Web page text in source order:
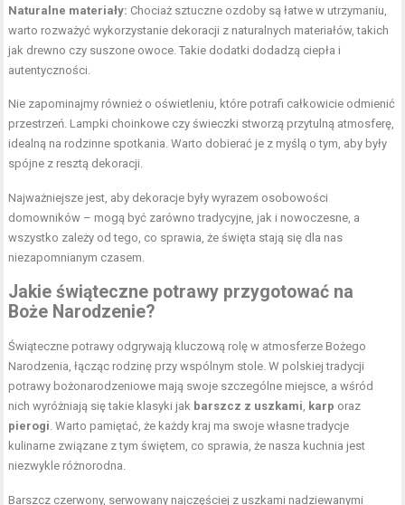
Naturalne materiały: Chociaż sztuczne ozdoby są łatwe w utrzymaniu,
warto rozważyć wykorzystanie dekoracji z naturalnych materiałów, takich
jak drewno czy suszone owoce. Takie dodatki dodadzą ciepła i
autentyczności.
Nie zapominajmy również o oświetleniu, które potrafi całkowicie odmienić
przestrzeń. Lampki choinkowe czy świeczki stworzą przytulną atmosferę,
idealną na rodzinne spotkania. Warto dobierać je z myślą o tym, aby były
spójne z resztą dekoracji.
Najważniejsze jest, aby dekoracje były wyrazem osobowości
domowników – mogą być zarówno tradycyjne, jak i nowoczesne, a
wszystko zależy od tego, co sprawia, że święta stają się dla nas
niezapomnianym czasem.
Jakie świąteczne potrawy przygotować na
Boże Narodzenie?
Świąteczne potrawy odgrywają kluczową rolę w atmosferze Bożego
Narodzenia, łącząc rodzinę przy wspólnym stole. W polskiej tradycji
potrawy bożonarodzeniowe mają swoje szczególne miejsce, a wśród
nich wyróżniają się takie klasyki jak barszcz z uszkami, karp oraz
pierogi. Warto pamiętać, że każdy kraj ma swoje własne tradycje
kulinarne związane z tym świętem, co sprawia, że nasza kuchnia jest
niezwykle różnorodna.
Barszcz czerwony, serwowany najczęściej z uszkami nadziewanymi